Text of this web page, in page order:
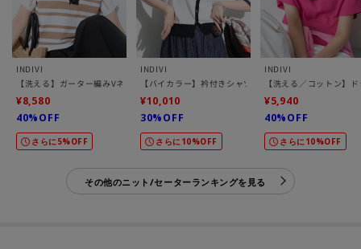
INDIVI
【洗える】ガーター編みVネックニットT
¥8,580
40%OFF
さらに5%OFF
INDIVI
【バイカラー】衿付きシャツ風ニット
¥10,010
30%OFF
さらに10%OFF
INDIVI
【洗える／コットン】
¥5,940
40%OFF
さらに10%OFF
その他のニット/セーターランキングを見る